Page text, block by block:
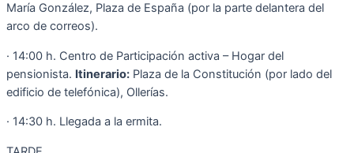
María González, Plaza de España (por la parte delantera del
arco de correos).
· 14:00 h. Centro de Participación activa – Hogar del
pensionista. Itinerario: Plaza de la Constitución (por lado del
edificio de telefónica), Ollerías.
· 14:30 h. Llegada a la ermita.